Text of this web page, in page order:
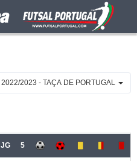
2022/2023 - TAÇA DE PORTUGAL
JG 5